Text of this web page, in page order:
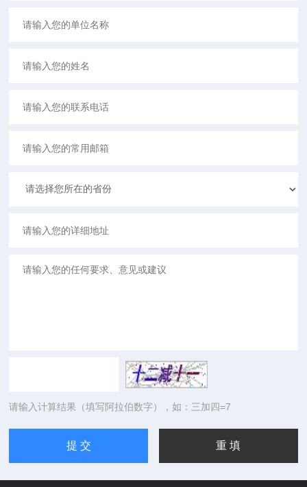
请输入计算结果（填写阿拉伯数字），如：三加四=7